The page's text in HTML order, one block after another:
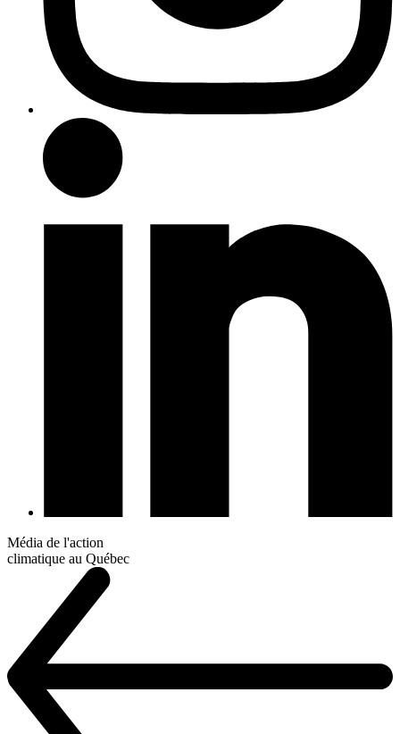
Média de l'action
climatique au Québec